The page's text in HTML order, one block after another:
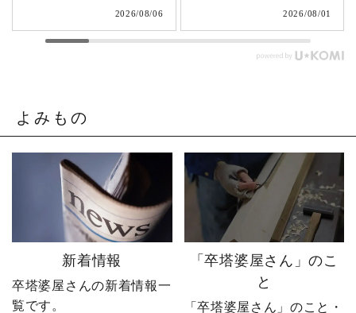
来事が起こります。▶
まじゃまずい。」 そう痛
発動します。 来る日も来
も予想しなかった結果で
した。 無謀だと笑われた
婿社長の逆転劇、ついに
完結です。 あなたなら、
人生で一番大きな挑戦は
何ですか？ぜひコメント
で教えてください！ 「い
いね」「保存」「フォロ
ー」も励みになります。
2026/08/06
たやじ社長が下した決断
とは。▶ @sotoubaya140
いたそうです。 それで
も、ダメ元で始めた初め
てのネットショップ運
たサイトに待っていたの
は、想像以上の結果でし
た。 そして、その後やじ
社長の運命を大きく変え
る出来事が起こります。
2026/08/01
よみもの
新着情報
卒塔婆屋さんの新着情報一
覧です。
「卒塔婆屋さん」のこ
と
「卒塔婆屋さん」のこと・